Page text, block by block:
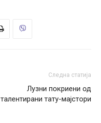
Следна статија
Лузни покриени од
талентирани тату-мајстори